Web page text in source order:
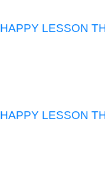
HAPPY LESSON
HAPPY LESSON